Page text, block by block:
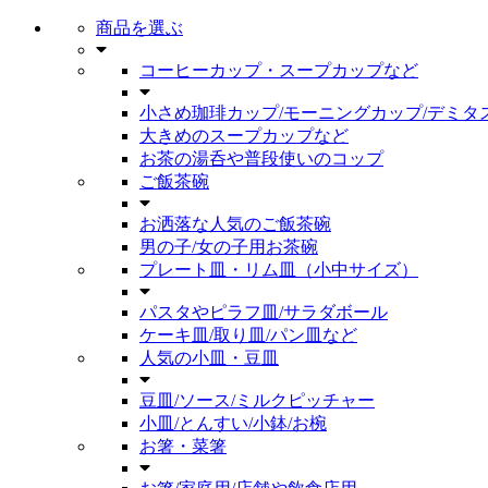
商品を選ぶ
コーヒーカップ・スープカップなど
小さめ珈琲カップ/モーニングカップ/デミタ
大きめのスープカップなど
お茶の湯呑や普段使いのコップ
ご飯茶碗
お洒落な人気のご飯茶碗
男の子/女の子用お茶碗
プレート皿・リム皿（小中サイズ）
パスタやピラフ皿/サラダボール
ケーキ皿/取り皿/パン皿など
人気の小皿・豆皿
豆皿/ソース/ミルクピッチャー
小皿/とんすい/小鉢/お椀
お箸・菜箸